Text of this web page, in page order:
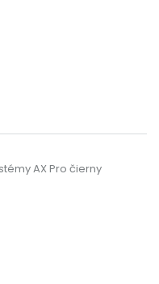
AX Pro čierny